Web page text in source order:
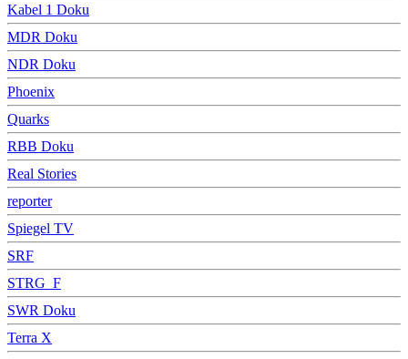
Kabel 1 Doku
MDR Doku
NDR Doku
Phoenix
Quarks
RBB Doku
Real Stories
reporter
Spiegel TV
SRF
STRG_F
SWR Doku
Terra X